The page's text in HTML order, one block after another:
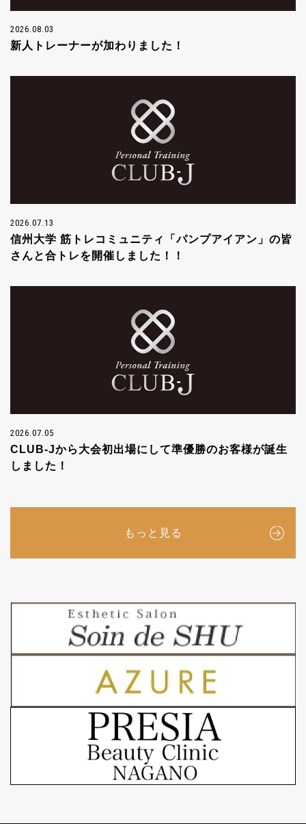
2026.08.03
新人トレーナーが加わりました！
2026.07.13
信州大学 筋トレコミュニティ「パンプアイアン」の皆
さんと合トレを開催しました！！
2026.07.05
CLUB-Jから大会初出場にして準優勝のお客様が誕生
しました！
もっと見る